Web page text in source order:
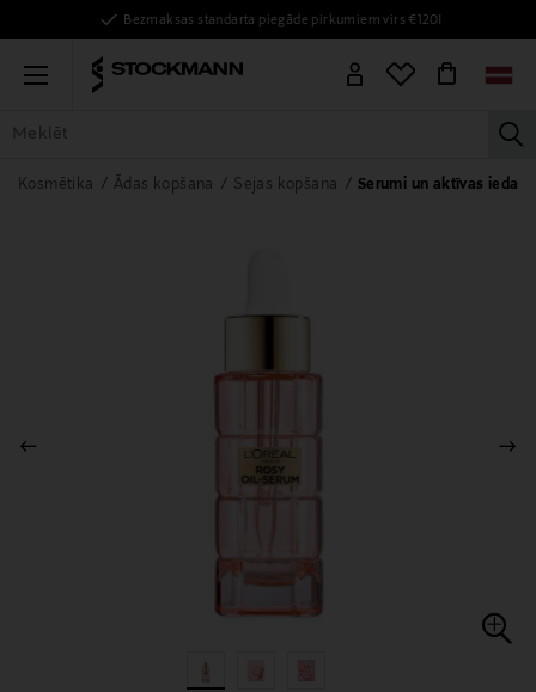
Bezmaksas standarta piegāde pirkumiem virs €120!
Menu
VISAS PRECES SIEVIETĒM VĪRIEŠIEM BĒRNIEM MĀJAI
Kosmētika Ādas kopšana Sejas kopšana Serumi un aktīvas